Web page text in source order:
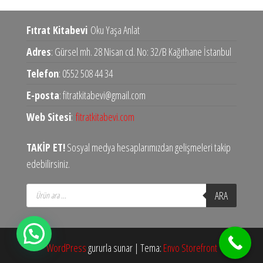
Fıtrat Kitabevi Oku Yaşa Anlat
Adres: Gürsel mh. 28 Nisan cd. No: 32/B Kağıthane İstanbul
Telefon: 0552 508 44 34
E-posta: fitratkitabevi@gmail.com
Web Sitesi: fitratkitabevi.com
TAKİP ET!Sosyal medya hesaplarımızdan gelişmeleri takip
edebilirsiniz.
Products
search ARA
WordPress gururla sunar | Tema: Envo Storefront